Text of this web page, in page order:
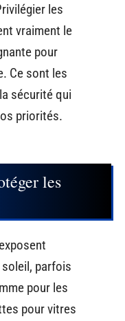
les
vraiment le
pour
Ce sont les
sécurité qui
priorités.
les
parfois
pour les
pour vitres